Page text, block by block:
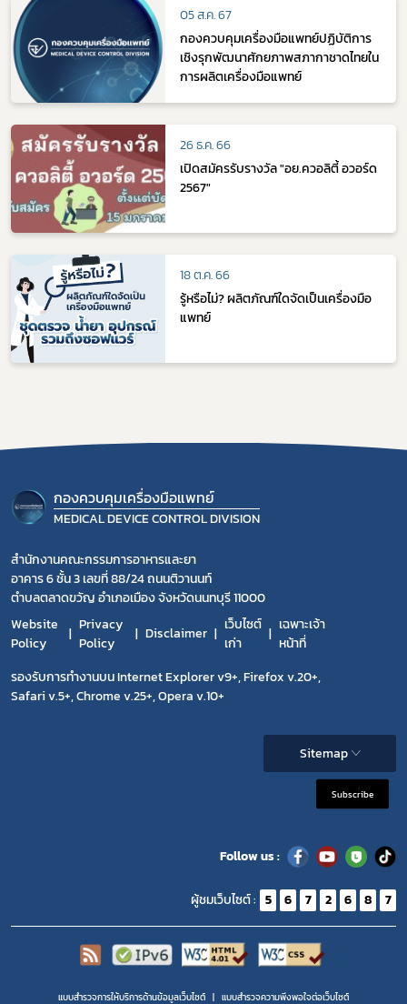
05 ส.ค. 67
กองควบคุมเครื่องมือแพทย์ปฏิบัติการ
เชิงรุกพัฒนาศักยภาพสภากาชาดไทยใน
การผลิตเครื่องมือแพทย์
26 ธ.ค. 66
เปิดสมัครรับรางวัล "อย.ควอลิตี้ อวอร์ด
2567"
18 ต.ค. 66
รู้หรือไม่? ผลิตภัณฑ์ใดจัดเป็นเครื่องมือ
แพทย์
กองควบคุมเครื่องมือแพทย์
MEDICAL DEVICE CONTROL DIVISION
สำนักงานคณะกรรมการอาหารและยา
อาคาร 6 ชั้น 3 เลขที่ 88/24 ถนนติวานนท์
ตำบลตลาดขวัญ อำเภอเมือง จังหวัดนนทบุรี 11000
Website
Policy
Privacy
Policy
Disclaimer
เว็บไซต์
เก่า
เฉพาะเจ้า
หน้าที่
รองรับการทำงานบน Internet Explorer v9+, Firefox v.20+,
Safari v.5+, Chrome v.25+, Opera v.10+
Sitemap
Subscribe
Follow us :
ผู้ชมเว็บไซต์ : 5 6 7 2 6 8 7
แบบสำรวจการให้บริการด้านข้อมูลเว็บไซต์ แบบสำรวจความพีงพอใจต่อเว็บไซต์